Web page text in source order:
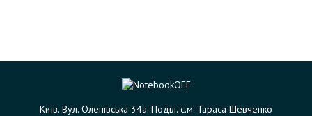
Київ. Вул. Оленівська 34а. Поділ. с.м. Тараса Шевченко